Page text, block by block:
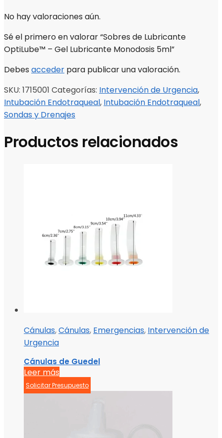
No hay valoraciones aún.
Sé el primero en valorar “Sobres de Lubricante
OptiLube™ – Gel Lubricante Monodosis 5ml”
Debes acceder para publicar una valoración.
SKU: 1715001 Categorías: Intervención de Urgencia,
Intubación Endotraqueal, Intubación Endotraqueal,
Sondas y Drenajes
Productos relacionados
Cánulas,Cánulas, Emergencias, Intervención de
Urgencia
Cánulas de Guedel
Leer más
Solicitar Presupuesto